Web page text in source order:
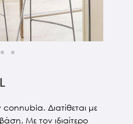
Διατίθεται με
Με τον ιδιαίτερο